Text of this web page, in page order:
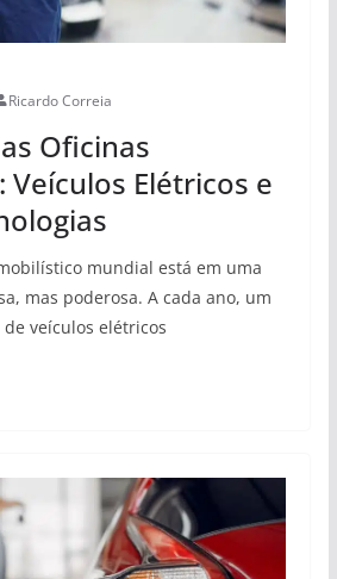
Ricardo Correia
Oficinas
Veículos Elétricos e
mundial está em uma
mas poderosa. A cada ano, um
veículos elétricos